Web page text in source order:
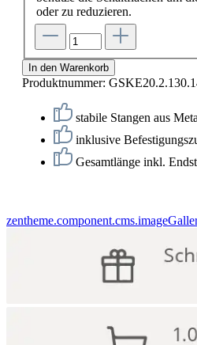
oder zu reduzieren.
In den Warenkorb
Produktnummer:
stabile Stangen aus
inklusive
Gesamtlänge inkl.